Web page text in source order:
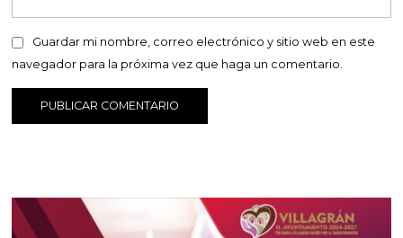
Guardar mi nombre, correo electrónico y sitio web en este
navegador para la próxima vez que haga un comentario.